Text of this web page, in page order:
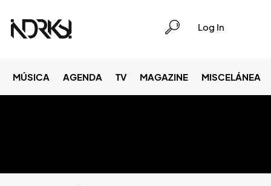
Log In
MÚSICA AGENDA TV MAGAZINE MISCELÁNEA